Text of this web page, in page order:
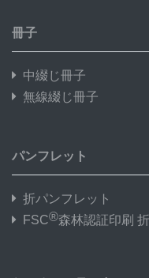
冊子
中綴じ冊子
無線綴じ冊子
パンフレット
折パンフレット
FSC®森林認証印刷